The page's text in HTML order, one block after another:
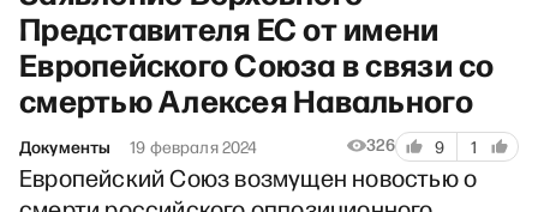
Представителя ЕС от имени
Европейского Союза в связи со
смертью Алексея Навального
Документы 19 февраля 2024 326 9 1
Европейский Союз возмущен новостью о